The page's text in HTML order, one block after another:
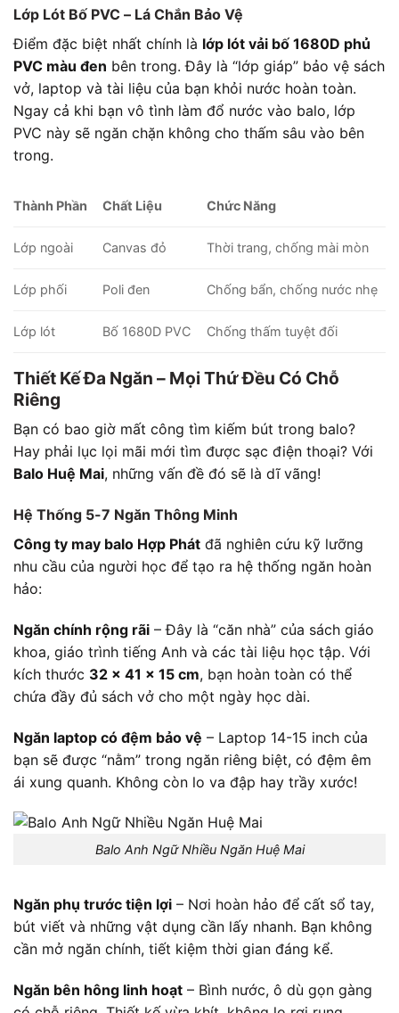
Lớp Lót Bố PVC – Lá Chắn Bảo Vệ
Điểm đặc biệt nhất chính là lớp lót vải bố 1680D phủ
PVC màu đen bên trong. Đây là “lớp giáp” bảo vệ sách
vở, laptop và tài liệu của bạn khỏi nước hoàn toàn.
Ngay cả khi bạn vô tình làm đổ nước vào balo, lớp
PVC này sẽ ngăn chặn không cho thấm sâu vào bên
trong.
Thành Phần Chất Liệu Chức Năng
Lớp ngoài Canvas đỏ Thời trang, chống mài mòn
Lớp phối Poli đen Chống bẩn, chống nước nhẹ
Lớp lót Bố 1680D PVC Chống thấm tuyệt đối
Thiết Kế Đa Ngăn – Mọi Thứ Đều Có Chỗ
Riêng
Bạn có bao giờ mất công tìm kiếm bút trong balo?
Hay phải lục lọi mãi mới tìm được sạc điện thoại? Với
Balo Huệ Mai, những vấn đề đó sẽ là dĩ vãng!
Hệ Thống 5-7 Ngăn Thông Minh
Công ty may balo Hợp Phát đã nghiên cứu kỹ lưỡng
nhu cầu của người học để tạo ra hệ thống ngăn hoàn
hảo:
Ngăn chính rộng rãi – Đây là “căn nhà” của sách giáo
khoa, giáo trình tiếng Anh và các tài liệu học tập. Với
kích thước 32 x 41 x 15 cm, bạn hoàn toàn có thể
chứa đầy đủ sách vở cho một ngày học dài.
Ngăn laptop có đệm bảo vệ – Laptop 14-15 inch của
bạn sẽ được “nằm” trong ngăn riêng biệt, có đệm êm
ái xung quanh. Không còn lo va đập hay trầy xước!
Balo Anh Ngữ Nhiều Ngăn Huệ Mai
Ngăn phụ trước tiện lợi – Nơi hoàn hảo để cất sổ tay,
bút viết và những vật dụng cần lấy nhanh. Bạn không
cần mở ngăn chính, tiết kiệm thời gian đáng kể.
Ngăn bên hông linh hoạt – Bình nước, ô dù gọn gàng